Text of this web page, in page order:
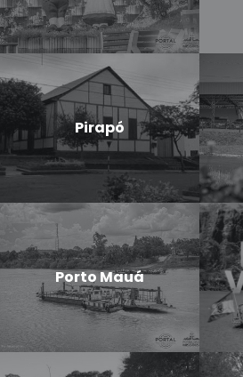
Pirapó
Porto Mauá